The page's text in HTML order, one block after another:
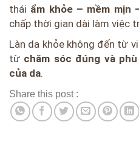
thái ẩm khỏe – mềm mịn
chấp thời gian dài làm việc
Làn da khỏe không đến từ
từ chăm sóc đúng và
của da.
Share this post :